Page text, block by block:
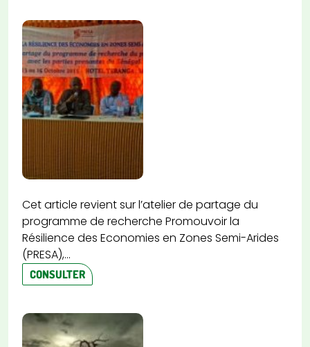
Cet article revient sur l’atelier de partage du
programme de recherche Promouvoir la
Résilience des Economies en Zones Semi-Arides
(PRESA),...
CONSULTER